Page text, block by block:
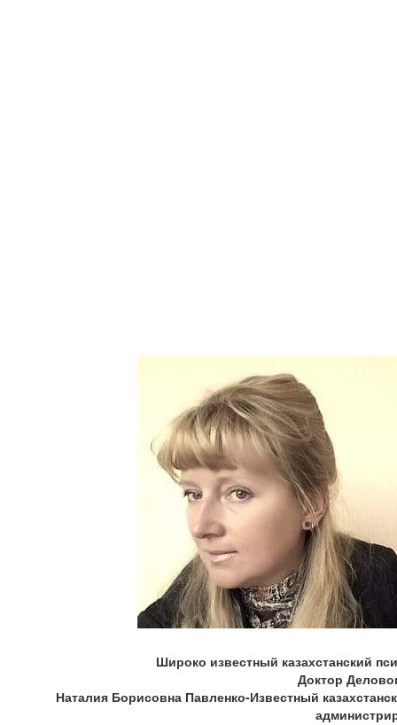
Широко известный казахстанский
Доктор
Наталия Борисовна Павленко-Известный